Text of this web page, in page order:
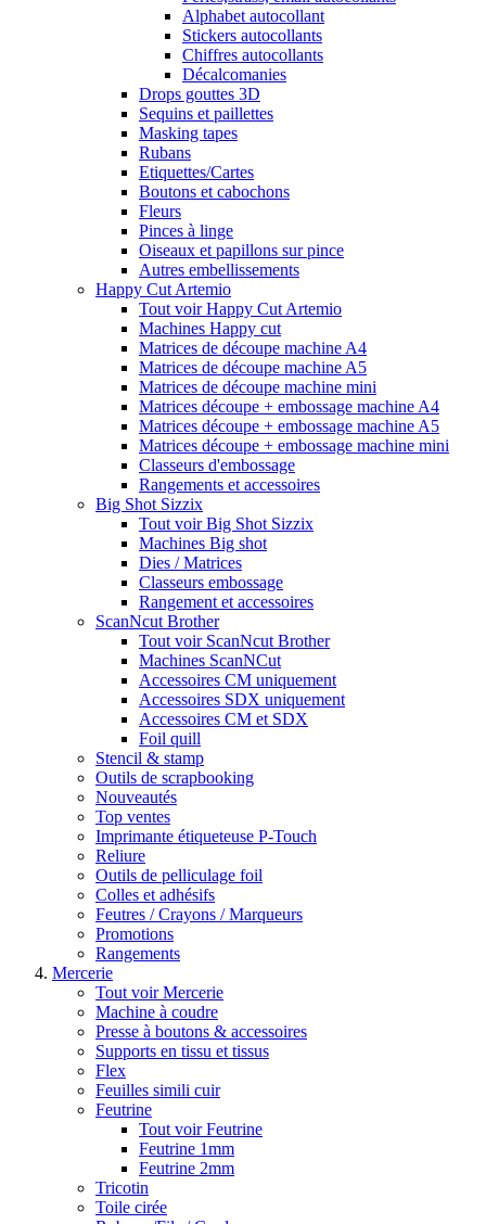
Alphabet autocollant
Stickers autocollants
Chiffres autocollants
Décalcomanies
Drops gouttes 3D
Sequins et paillettes
Masking tapes
Rubans
Etiquettes/Cartes
Boutons et cabochons
Fleurs
Pinces à linge
Oiseaux et papillons sur pince
Autres embellissements
Happy Cut Artemio
Tout voir Happy Cut Artemio
Machines Happy cut
Matrices de découpe machine A4
Matrices de découpe machine A5
Matrices de découpe machine mini
Matrices découpe + embossage machine A4
Matrices découpe + embossage machine A5
Matrices découpe + embossage machine mini
Classeurs d'embossage
Rangements et accessoires
Big Shot Sizzix
Tout voir Big Shot Sizzix
Machines Big shot
Dies / Matrices
Classeurs embossage
Rangement et accessoires
ScanNcut Brother
Tout voir ScanNcut Brother
Machines ScanNCut
Accessoires CM uniquement
Accessoires SDX uniquement
Accessoires CM et SDX
Foil quill
Stencil & stamp
Outils de scrapbooking
Nouveautés
Top ventes
Imprimante étiqueteuse P-Touch
Reliure
Outils de pelliculage foil
Colles et adhésifs
Feutres / Crayons / Marqueurs
Promotions
Rangements
Mercerie
Tout voir Mercerie
Machine à coudre
Presse à boutons & accessoires
Supports en tissu et tissus
Flex
Feuilles simili cuir
Feutrine
Tout voir Feutrine
Feutrine 1mm
Feutrine 2mm
Tricotin
Toile cirée